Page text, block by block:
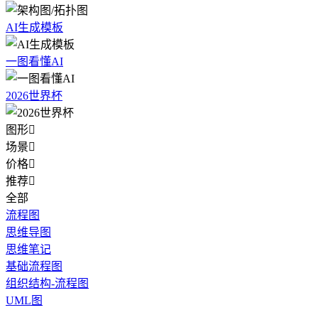
AI生成模板
一图看懂AI
2026世界杯
图形
场景
价格
推荐
全部
流程图
思维导图
思维笔记
基础流程图
组织结构-流程图
UML图